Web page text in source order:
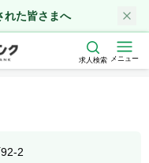
れた皆さまへ
求人検索 メニュー
2